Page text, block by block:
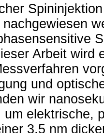
Arbeit wird
und
wir
um elektrische,
3,5 nm